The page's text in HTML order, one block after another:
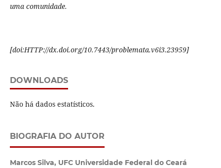
uma comunidade.
[doi:HTTP://dx.doi.org/10.7443/problemata.v6i3.23959]
DOWNLOADS
Não há dados estatísticos.
BIOGRAFIA DO AUTOR
Marcos Silva, UFC Universidade Federal do Ceará